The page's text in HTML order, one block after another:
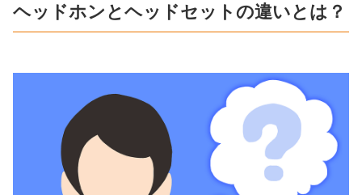
ヘッドホンとヘッドセットの違いとは？